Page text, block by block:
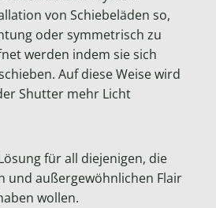
von Schiebeläden so,
oder symmetrisch zu
werden indem sie sich
Auf diese Weise wird
Shutter mehr Licht
für all diejenigen, die
und außergewöhnlichen Flair
wollen.